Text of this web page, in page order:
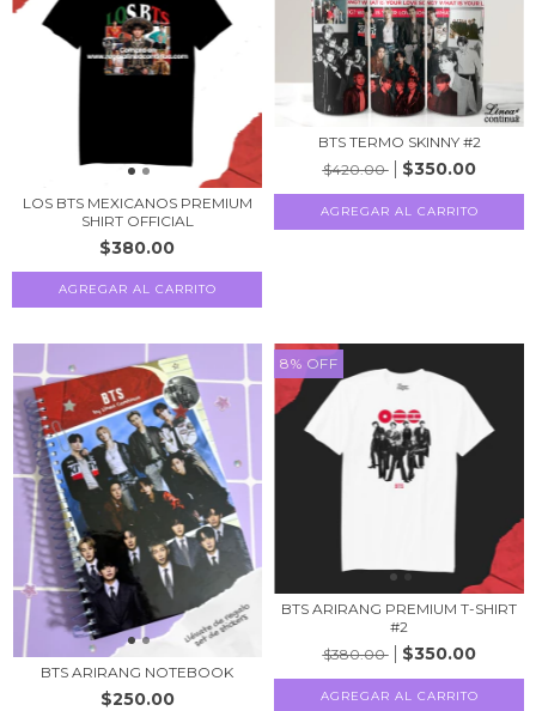
LOS BTS MEXICANOS PREMIUM
SHIRT OFFICIAL
$380.00
AGREGAR AL CARRITO
BTS TERMO SKINNY #2
$420.00
$350.00
AGREGAR AL CARRITO
BTS ARIRANG NOTEBOOK
$250.00
8% OFF
BTS ARIRANG PREMIUM T-SHIRT
#2
$380.00
$350.00
AGREGAR AL CARRITO